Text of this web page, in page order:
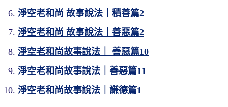
淨空老和尚 故事說法｜積善篇2
淨空老和尚 故事說法｜善惡篇2
淨空老和尚故事說法｜ 善惡篇10
淨空老和尚故事說法｜善惡篇11
淨空老和尚故事說法｜謙德篇1